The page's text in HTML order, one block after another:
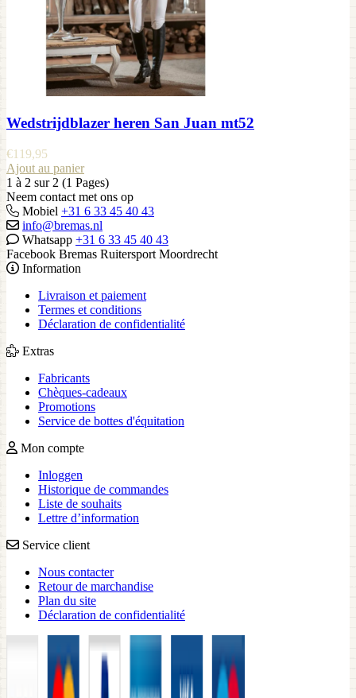
Wedstrijdblazer heren San Juan mt52
€119,95
Ajout au panier
1 à 2 sur 2 (1 Pages)
Neem contact met ons op
Mobiel +31 6 33 45 40 43
info@bremas.nl
Whatsapp +31 6 33 45 40 43
Facebook Bremas Ruitersport Moordrecht
Information
Livraison et paiement
Termes et conditions
Déclaration de confidentialité
Extras
Fabricants
Chèques-cadeaux
Promotions
Service de bottes d'équitation
Mon compte
Inloggen
Historique de commandes
Liste de souhaits
Lettre d’information
Service client
Nous contacter
Retour de marchandise
Plan du site
Déclaration de confidentialité